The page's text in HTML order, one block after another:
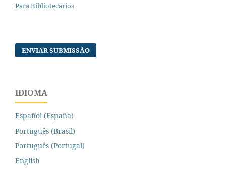
Para Bibliotecários
ENVIAR SUBMISSÃO
IDIOMA
Español (España)
Português (Brasil)
Português (Portugal)
English